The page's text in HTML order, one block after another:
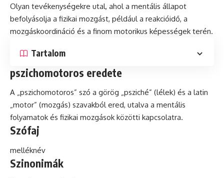
Olyan tevékenységekre utal, ahol a mentális állapot
befolyásolja a fizikai mozgást, például a reakcióidő, a
mozgáskoordináció és a finom motorikus képességek terén.
Tartalom
pszichomotoros eredete
A „pszichomotoros” szó a görög „psziché” (lélek) és a latin
„motor” (mozgás) szavakból ered, utalva a mentális
folyamatok és fizikai mozgások közötti kapcsolatra.
Szófaj
melléknév
Szinonimák